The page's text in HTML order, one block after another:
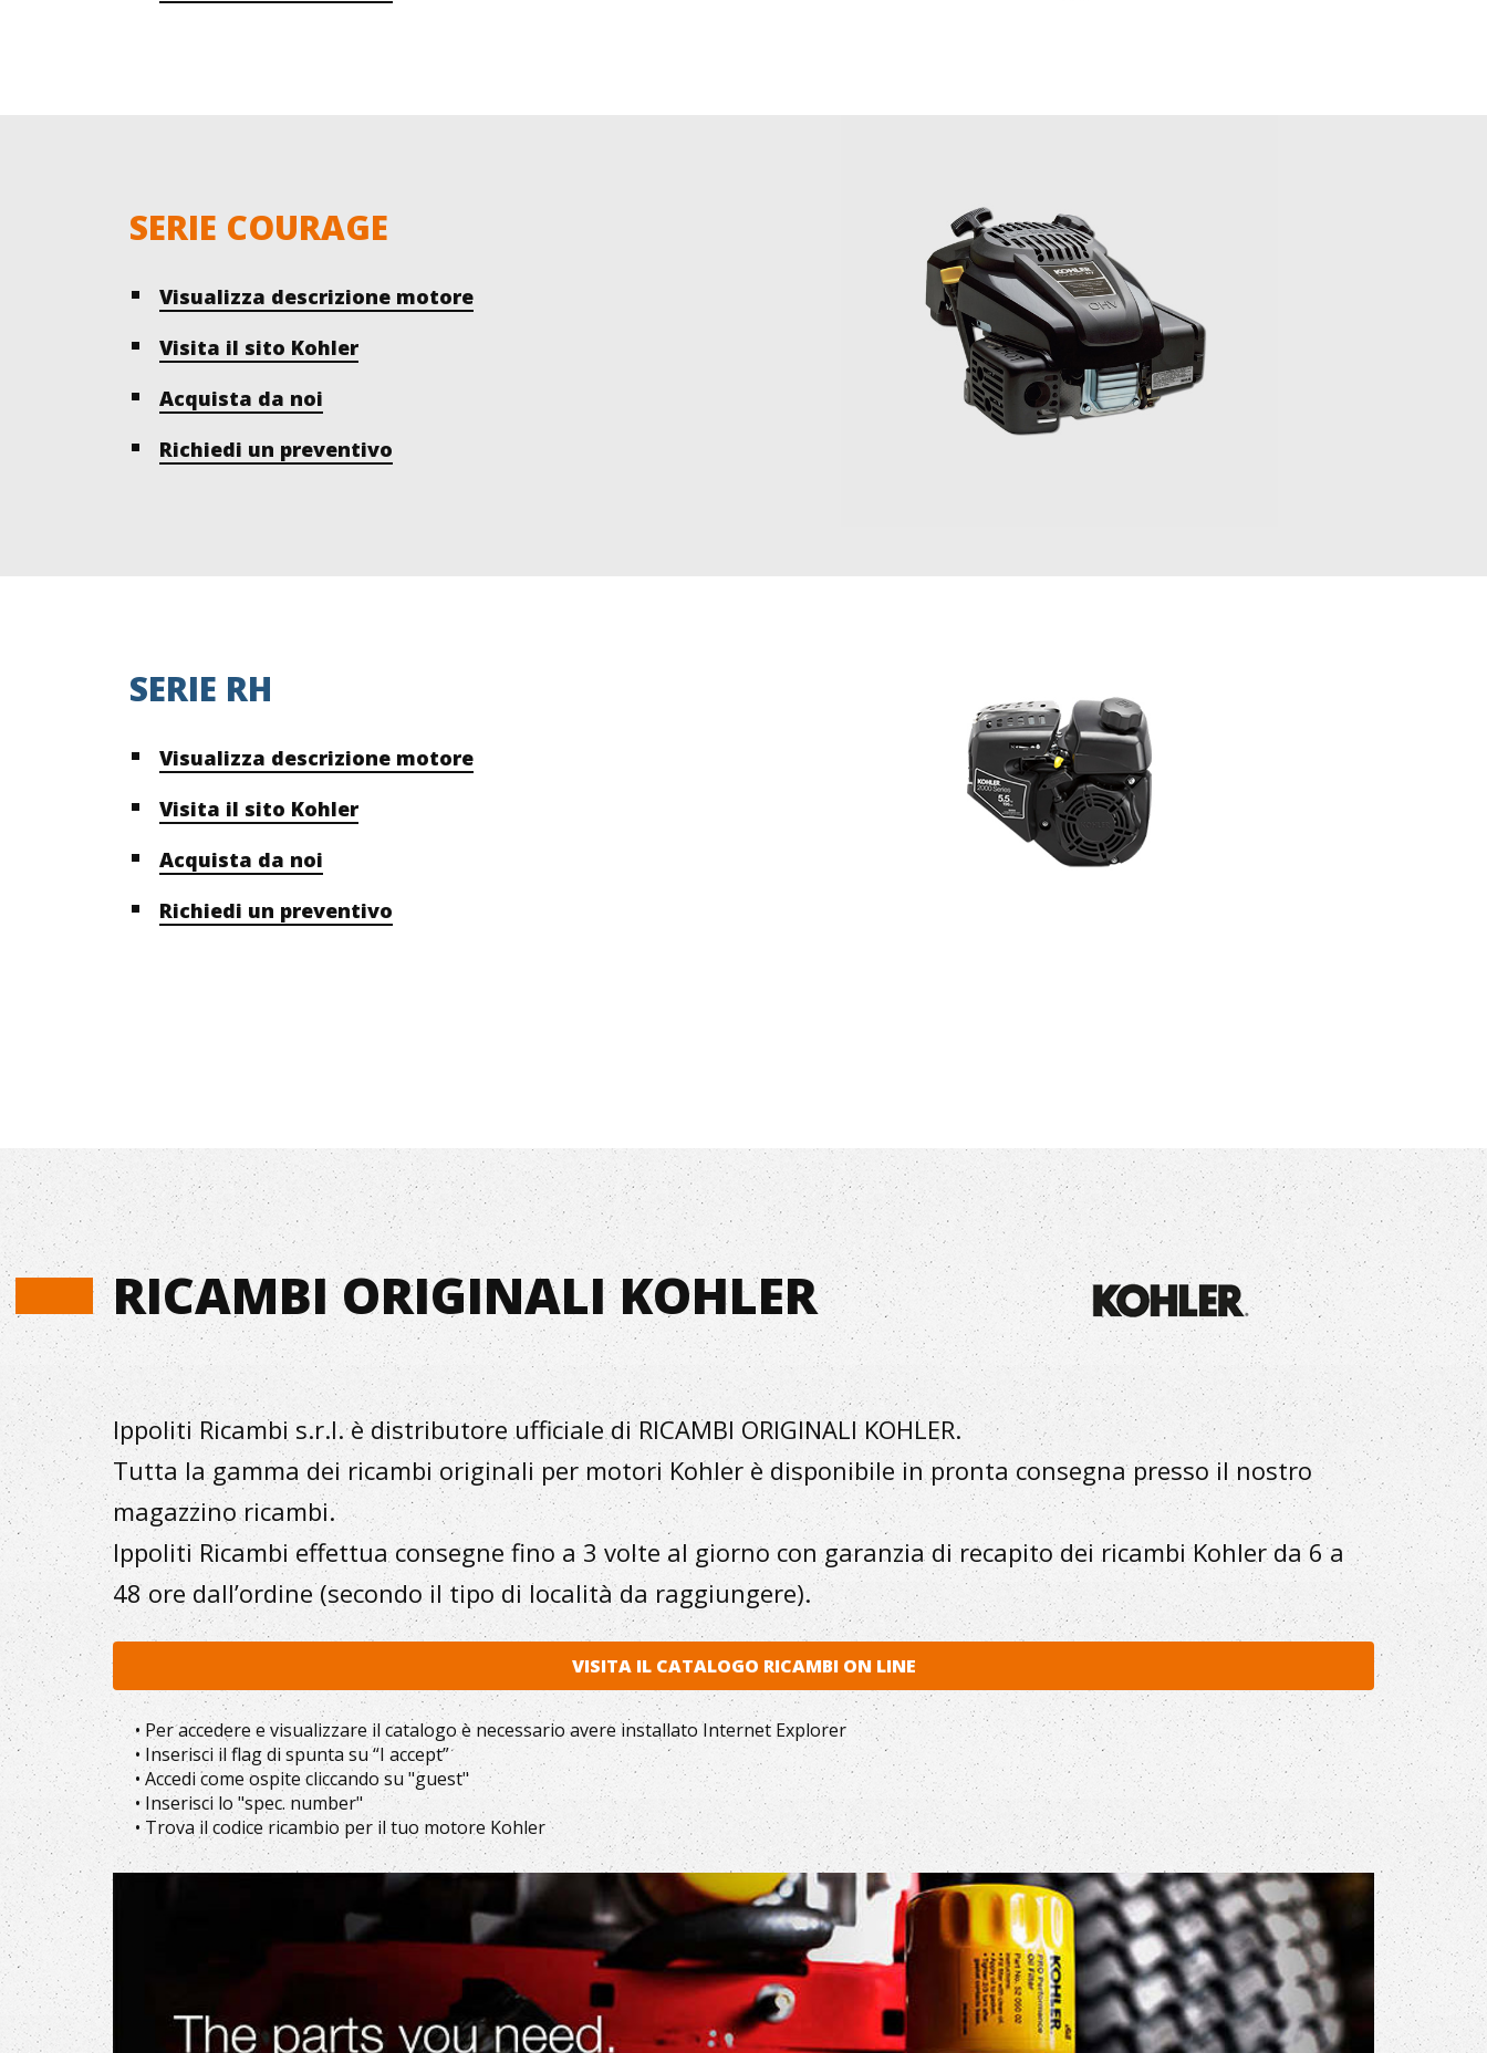
SERIE COURAGE
Visualizza descrizione motore
Visita il sito Kohler
Acquista da noi
Richiedi un preventivo
SERIE RH
Visualizza descrizione motore
Visita il sito Kohler
Acquista da noi
Richiedi un preventivo
RICAMBI ORIGINALI KOHLER
Ippoliti Ricambi s.r.l. è distributore ufficiale di RICAMBI ORIGINALI KOHLER.
Tutta la gamma dei ricambi originali per motori Kohler è disponibile in pronta consegna presso il nostro
magazzino ricambi.
Ippoliti Ricambi effettua consegne fino a 3 volte al giorno con garanzia di recapito dei ricambi Kohler da 6 a
48 ore dall’ordine (secondo il tipo di località da raggiungere).
VISITA IL CATALOGO RICAMBI ON LINE
• Per accedere e visualizzare il catalogo è necessario avere installato Internet Explorer
• Inserisci il flag di spunta su “I accept”
• Accedi come ospite cliccando su "guest"
• Inserisci lo "spec. number"
• Trova il codice ricambio per il tuo motore Kohler